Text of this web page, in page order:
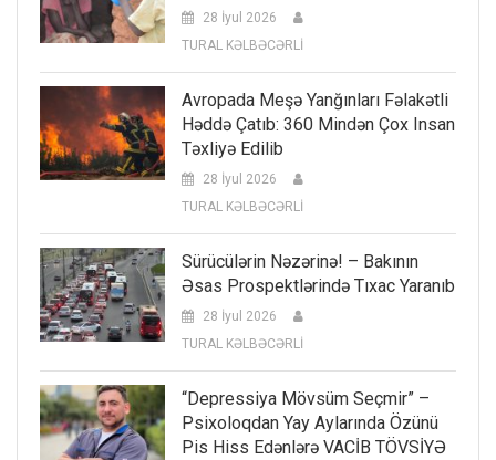
28 İyul 2026
TURAL KƏLBƏCƏRLİ
Avropada Meşə Yanğınları Fəlakətli
Həddə Çatıb: 360 Mindən Çox Insan
Təxliyə Edilib
28 İyul 2026
TURAL KƏLBƏCƏRLİ
Sürücülərin Nəzərinə! – Bakının
Əsas Prospektlərində Tıxac Yaranıb
28 İyul 2026
TURAL KƏLBƏCƏRLİ
“Depressiya Mövsüm Seçmir” –
Psixoloqdan Yay Aylarında Özünü
Pis Hiss Edənlərə VACİB TÖVSİYƏ